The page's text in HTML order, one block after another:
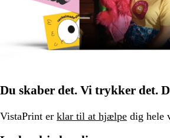
Du skaber det. Vi trykker det.
VistaPrint er klar til at hjælpe dig hele